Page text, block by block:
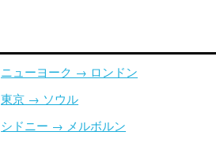
ニューヨーク → ロンドン
東京 → ソウル
シドニー → メルボルン